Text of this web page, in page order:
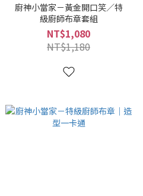
廚神小當家－黃金開口笑／特
級廚師布章套組
NT$1,080
NT$1,180